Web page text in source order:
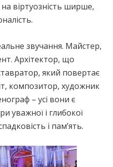
віртуозність ширше,
звучання. Майстер,
Архітектор, що
який повертає
композитор, художник
– усі вони є
уважної і глибокої
і пам’ять.